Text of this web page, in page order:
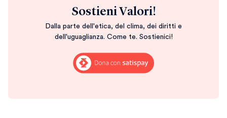
Sostieni Valori!
Dalla parte dell'etica, del clima, dei diritti e
dell'uguaglianza. Come te. Sostienici!